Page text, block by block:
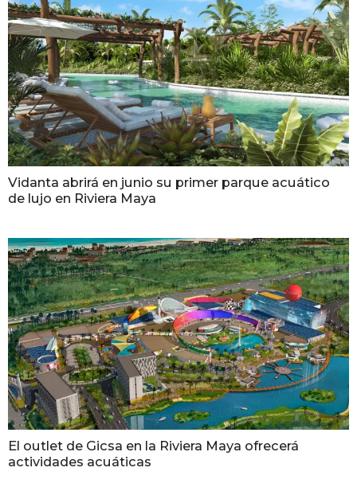
Vidanta abrirá en junio su primer parque acuático
de lujo en Riviera Maya
El outlet de Gicsa en la Riviera Maya ofrecerá
actividades acuáticas